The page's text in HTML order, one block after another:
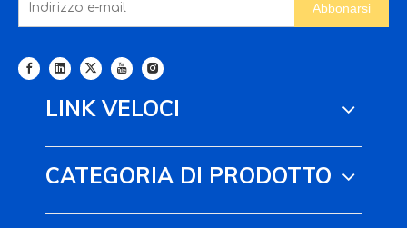
Abbonarsi
LINK VELOCI
CATEGORIA DI PRODOTTO